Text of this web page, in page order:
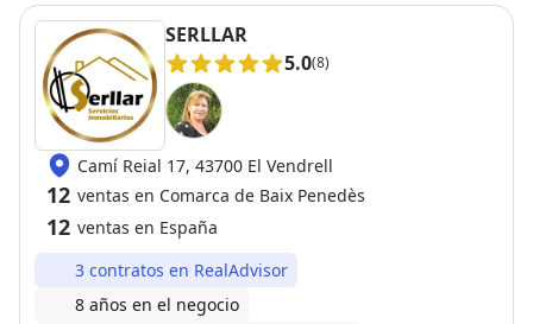
SERLLAR
5.0(8)
Camí Reial 17, 43700 El Vendrell
12 ventas en Comarca de Baix Penedès
12 ventas en España
3 contratos en RealAdvisor
8 años en el negocio